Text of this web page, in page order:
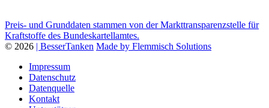
Preis- und Grunddaten stammen von der Markttransparenzstelle für
Kraftstoffe des Bundeskartellamtes.
© 2026 | BesserTanken Made by Flemmisch Solutions
Impressum
Datenschutz
Datenquelle
Kontakt